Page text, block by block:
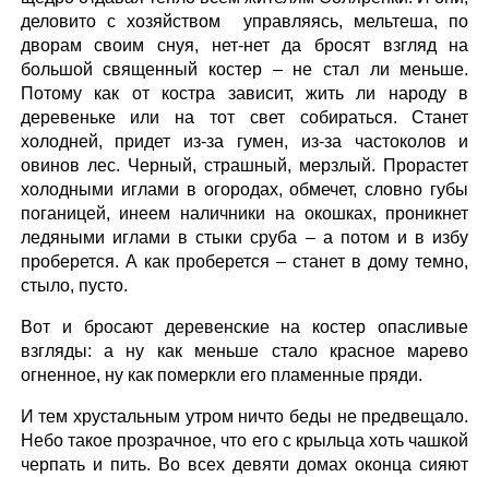
деловито с хозяйством управляясь, мельтеша, по
дворам своим снуя, нет-нет да бросят взгляд на
большой священный костер – не стал ли меньше.
Потому как от костра зависит, жить ли народу в
деревеньке или на тот свет собираться. Станет
холодней, придет из-за гумен, из-за частоколов и
овинов лес. Черный, страшный, мерзлый. Прорастет
холодными иглами в огородах, обмечет, словно губы
поганицей, инеем наличники на окошках, проникнет
ледяными иглами в стыки сруба – а потом и в избу
проберется. А как проберется – станет в дому темно,
стыло, пусто.
Вот и бросают деревенские на костер опасливые
взгляды: а ну как меньше стало красное марево
огненное, ну как померкли его пламенные пряди.
И тем хрустальным утром ничто беды не предвещало.
Небо такое прозрачное, что его с крыльца хоть чашкой
черпать и пить. Во всех девяти домах оконца сияют